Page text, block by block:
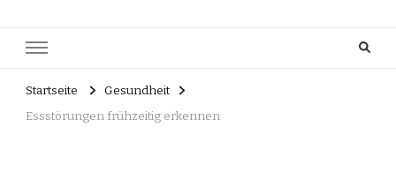
Startseite
Gesundheit
Essstörungen frühzeitig erkennen